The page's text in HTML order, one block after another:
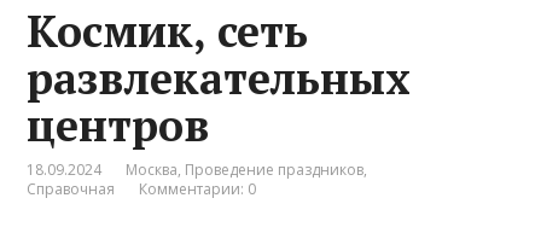
Космик, сеть
развлекательных
центров
18.09.2024 Москва, Проведение праздников,
Справочная
Комментарии: 0